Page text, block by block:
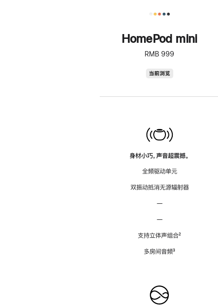
HomePod mini
RMB 999
当前浏览
身材小巧，声音超震撼。
全频驱动单元
双振动抵消无源辐射器
—
—
支持立体声组合脚
²
多房间音频脚
³